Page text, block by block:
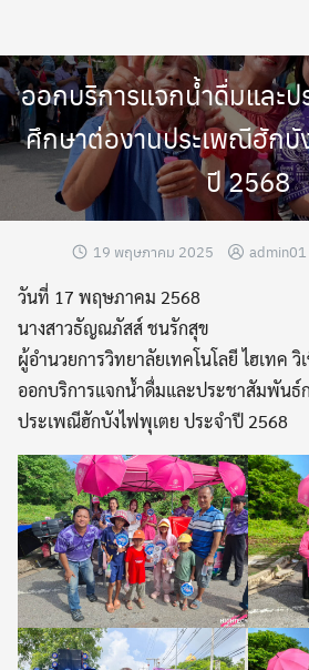
content
ออกบริการแจกน้ำดื่มและ
ศึกษาต่องานประเพณีฮักบั
ปี 2568
19 พฤษภาคม 2025 admin01
วันที่ 17 พฤษภาคม 2568
นางสาวธัญณภัสส์ ชนรักสุข
ผู้อำนวยการวิทยาลัยเทคโนโลยี ไฮเทค
ออกบริการแจกน้ำดื่มและประชาสัมพันธ์
ประเพณีฮักบังไฟพุเตย ประจำปี 2568